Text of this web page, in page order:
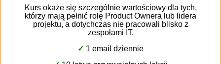
musieli się zmierzyć.Unikniesz opóźnień
spowodowanych brakiem sił przerobowych
we wskazanym terminie.
#7 W jakim modelu prowadzisz swoją działalność?